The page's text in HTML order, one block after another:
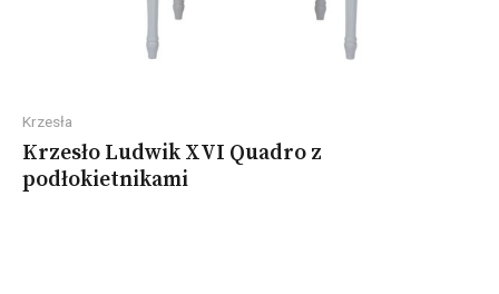
Krzesła
Krzesło Ludwik XVI Quadro z
podłokietnikami